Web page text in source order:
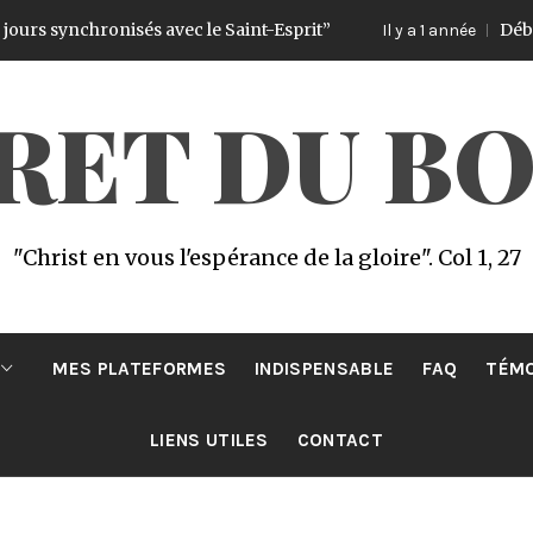
avec le Saint-Esprit” Il y a 1 année Début du
DU
"Christ en vous l'espérance de la gloire". Col 1, 27
MES PLATEFORMES INDISPENSABLE FAQ
LIENS UTILES CONTACT